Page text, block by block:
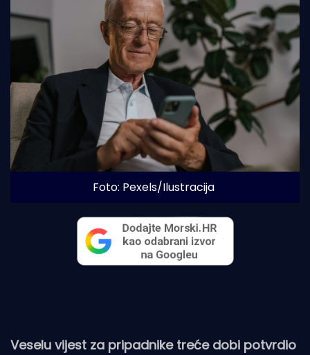
Foto: Pexels/Ilustracija
Veselu vijest za pripadnike treće dobi potvrdio